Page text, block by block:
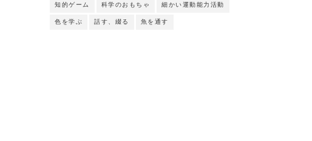
知的ゲーム 科学のおもちゃ 細かい運動能力活動
色を学ぶ 話す、綴る 魚を通す